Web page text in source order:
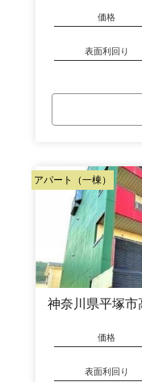
価格
表面利回り
アパート（一棟）
神奈川県平塚市
価格
表面利回り